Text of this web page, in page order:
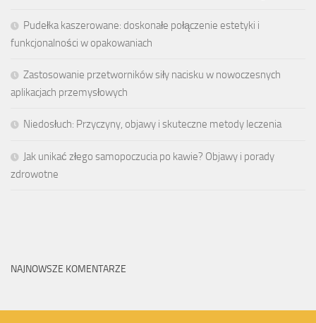
Pudełka kaszerowane: doskonałe połączenie estetyki i
funkcjonalności w opakowaniach
Zastosowanie przetworników siły nacisku w nowoczesnych
aplikacjach przemysłowych
Niedosłuch: Przyczyny, objawy i skuteczne metody leczenia
Jak unikać złego samopoczucia po kawie? Objawy i porady
zdrowotne
NAJNOWSZE KOMENTARZE